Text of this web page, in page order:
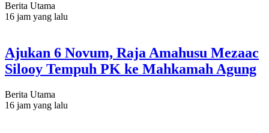
Berita Utama
16 jam yang lalu
Ajukan 6 Novum, Raja Amahusu Mezaac
Silooy Tempuh PK ke Mahkamah Agung
Berita Utama
16 jam yang lalu